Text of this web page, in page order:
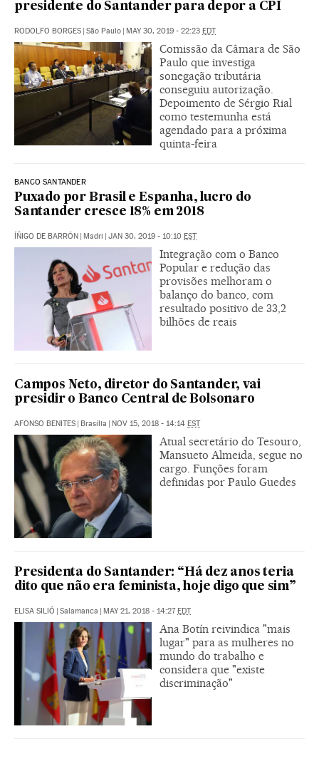
presidente do Santander para depor a CPI
RODOLFO BORGES São Paulo MAY 30, 2019 - 22:23 EDT
Comissão da Câmara de São
Paulo que investiga
sonegação tributária
conseguiu autorização.
Depoimento de Sérgio Rial
como testemunha está
agendado para a próxima
quinta-feira
BANCO SANTANDER
Puxado por Brasil e Espanha, lucro do
Santander cresce 18% em 2018
ÍÑIGO DE BARRÓN Madri JAN 30, 2019 - 10:10 EST
Integração com o Banco
Popular e redução das
provisões melhoram o
balanço do banco, com
resultado positivo de 33,2
bilhões de reais
Campos Neto, diretor do Santander, vai
presidir o Banco Central de Bolsonaro
AFONSO BENITES Brasília NOV 15, 2018 - 14:14 EST
Atual secretário do Tesouro,
Mansueto Almeida, segue no
cargo. Funções foram
definidas por Paulo Guedes
Presidenta do Santander: “Há dez anos teria
dito que não era feminista, hoje digo que sim”
ELISA SILIÓ | Salamanca | MAY 21, 2018 - 14:27EDT
Ana Botín reivindica "mais
lugar" para as mulheres no
mundo do trabalho e
considera que "existe
discriminação"